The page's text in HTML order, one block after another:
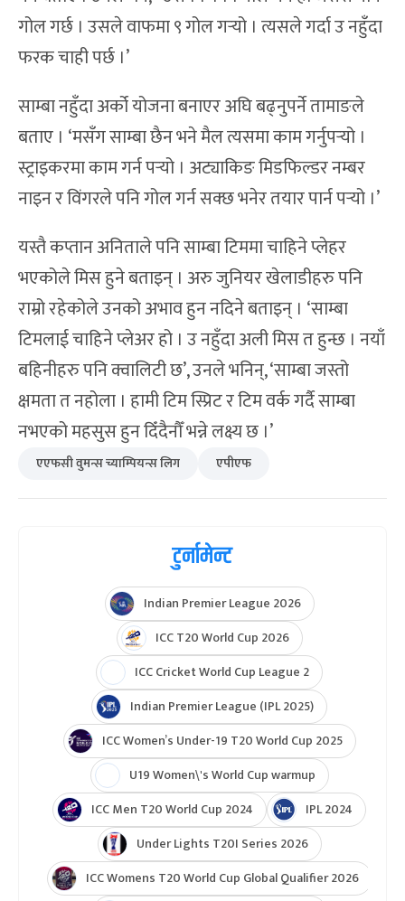
गोल गर्छ । उसले वाफमा ९ गोल गर्‍यो । त्यसले गर्दा उ नहुँदा
फरक चाही पर्छ ।’
साम्बा नहुँदा अर्को योजना बनाएर अघि बढ्नुपर्ने तामाङले
बताए । ‘मसँग साम्बा छैन भने मैल त्यसमा काम गर्नुपर्‍यो ।
स्ट्राइकरमा काम गर्न पर्‍यो । अट्याकिङ मिडफिल्डर नम्बर
नाइन र विंगरले पनि गोल गर्न सक्छ भनेर तयार पार्न पर्‍यो ।’
यस्तै कप्तान अनिताले पनि साम्बा टिममा चाहिने प्लेहर
भएकोले मिस हुने बताइन् । अरु जुनियर खेलाडीहरु पनि
राम्रो रहेकोले उनको अभाव हुन नदिने बताइन् । ‘साम्बा
टिमलाई चाहिने प्लेअर हो । उ नहुँदा अली मिस त हुन्छ । नयाँ
बहिनीहरु पनि क्वालिटी छ’, उनले भनिन्, ‘साम्बा जस्तो
क्षमता त नहोला । हामी टिम स्प्रिट र टिम वर्क गर्दै साम्बा
नभएको महसुस हुन दिँदैनौँ भन्ने लक्ष्य छ ।’
एएफसी वुमन्स च्याम्पियन्स लिग एपीएफ
टुर्नामेन्ट
Indian Premier League 2026
ICC T20 World Cup 2026
ICC Cricket World Cup League 2
Indian Premier League (IPL 2025)
ICC Women’s Under-19 T20 World Cup 2025
U19 Women\'s World Cup warmup
ICC Men T20 World Cup 2024
IPL 2024
Under Lights T20I Series 2026
ICC Womens T20 World Cup Global Qualifier 2026